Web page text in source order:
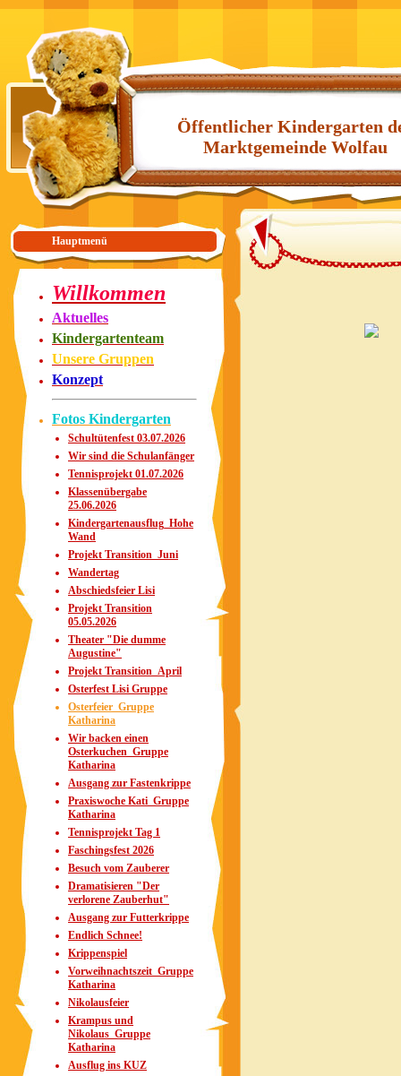
Öffentlicher Kindergarten
Marktgemeinde Wolfau
Hauptmenü
Willkommen
Aktuelles
Kindergartenteam
Unsere Gruppen
Konzept
Fotos Kindergarten
Schultütenfest 03.07.2026
Wir sind die Schulanfänger
Tennisprojekt 01.07.2026
Klassenübergabe
25.06.2026
Kindergartenausflug_Hohe
Wand
Projekt Transition_Juni
Wandertag
Abschiedsfeier Lisi
Projekt Transition
05.05.2026
Theater "Die dumme
Augustine"
Projekt Transition_April
Osterfest Lisi Gruppe
Osterfeier_Gruppe
Katharina
Wir backen einen
Osterkuchen_Gruppe
Katharina
Ausgang zur Fastenkrippe
Praxiswoche Kati_Gruppe
Katharina
Tennisprojekt Tag 1
Faschingsfest 2026
Besuch vom Zauberer
Dramatisieren "Der
verlorene Zauberhut"
Ausgang zur Futterkrippe
Endlich Schnee!
Krippenspiel
Vorweihnachtszeit_Gruppe
Katharina
Nikolausfeier
Krampus und
Nikolaus_Gruppe
Katharina
Ausflug ins KUZ